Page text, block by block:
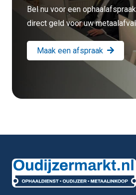
Bel nu voor een
direct geld voor uw
Maak een afspraak